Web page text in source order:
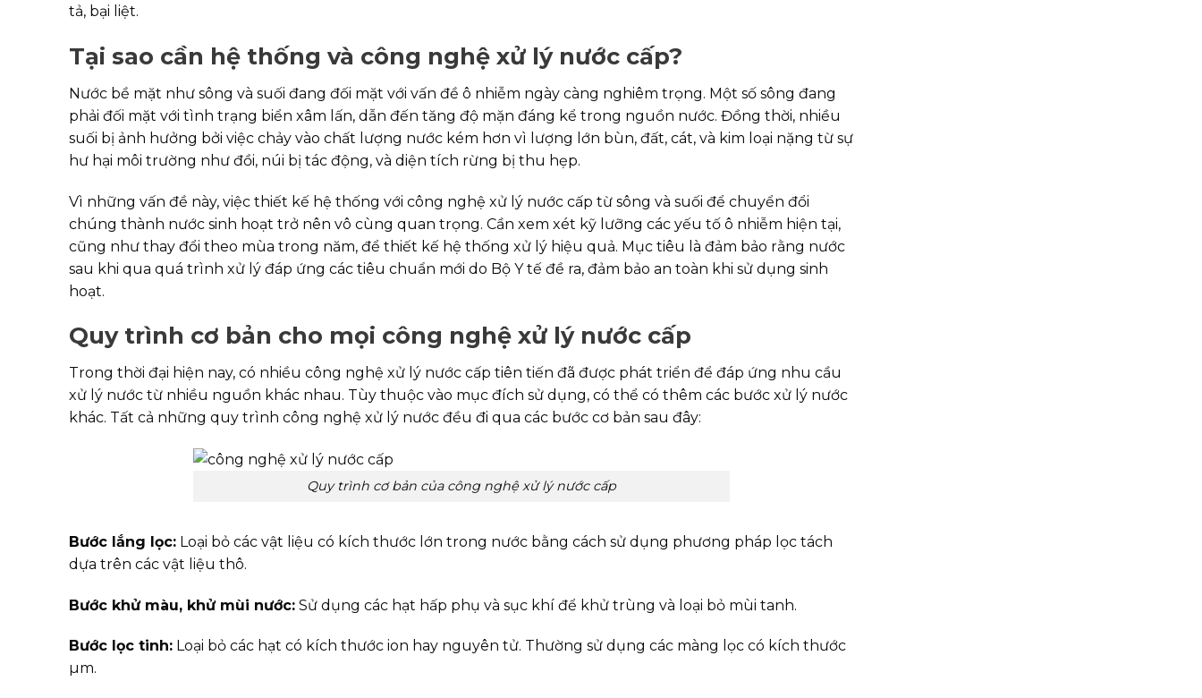
tả, bại liệt.
Tại sao cần hệ thống và công nghệ xử lý nước cấp?
Nước bề mặt như sông và suối đang đối mặt với vấn đề ô nhiễm ngày càng nghiêm trọng. Một số sông đang
phải đối mặt với tình trạng biển xâm lấn, dẫn đến tăng độ mặn đáng kể trong nguồn nước. Đồng thời, nhiều
suối bị ảnh hưởng bởi việc chảy vào chất lượng nước kém hơn vì lượng lớn bùn, đất, cát, và kim loại nặng từ sự
hư hại môi trường như đồi, núi bị tác động, và diện tích rừng bị thu hẹp.
Vì những vấn đề này, việc thiết kế hệ thống với công nghệ xử lý nước cấp từ sông và suối để chuyển đổi
chúng thành nước sinh hoạt trở nên vô cùng quan trọng. Cần xem xét kỹ lưỡng các yếu tố ô nhiễm hiện tại,
cũng như thay đổi theo mùa trong năm, để thiết kế hệ thống xử lý hiệu quả. Mục tiêu là đảm bảo rằng nước
sau khi qua quá trình xử lý đáp ứng các tiêu chuẩn mới do Bộ Y tế đề ra, đảm bảo an toàn khi sử dụng sinh
hoạt.
Quy trình cơ bản cho mọi công nghệ xử lý nước cấp
Trong thời đại hiện nay, có nhiều công nghệ xử lý nước cấp tiên tiến đã được phát triển để đáp ứng nhu cầu
xử lý nước từ nhiều nguồn khác nhau. Tùy thuộc vào mục đích sử dụng, có thể có thêm các bước xử lý nước
khác. Tất cả những quy trình công nghệ xử lý nước đều đi qua các bước cơ bản sau đây:
Quy trình cơ bản của công nghệ xử lý nước cấp
Bước lắng lọc: Loại bỏ các vật liệu có kích thước lớn trong nước bằng cách sử dụng phương pháp lọc tách
dựa trên các vật liệu thô.
Bước khử màu, khử mùi nước: Sử dụng các hạt hấp phụ và sục khí để khử trùng và loại bỏ mùi tanh.
Bước lọc tinh: Loại bỏ các hạt có kích thước ion hay nguyên tử. Thường sử dụng các màng lọc có kích thước
µm.